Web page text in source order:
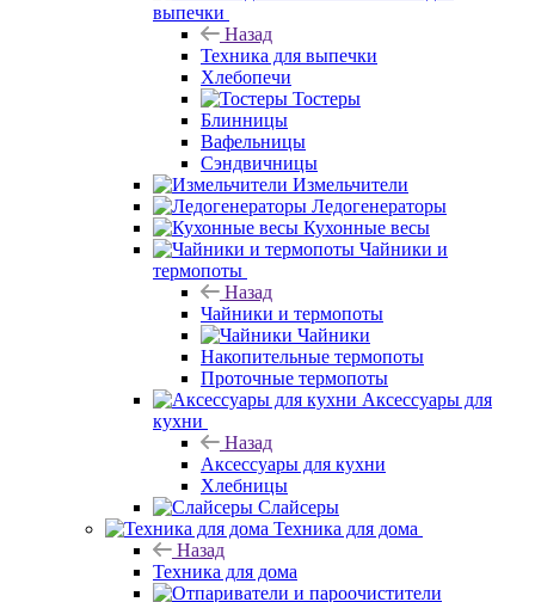
выпечки
Назад
Техника для выпечки
Хлебопечи
Тостеры
Блинницы
Вафельницы
Сэндвичницы
Измельчители
Ледогенераторы
Кухонные весы
Чайники и
термопоты
Назад
Чайники и термопоты
Чайники
Накопительные термопоты
Проточные термопоты
Аксессуары для
кухни
Назад
Аксессуары для кухни
Хлебницы
Слайсеры
Техника для дома
Назад
Техника для дома